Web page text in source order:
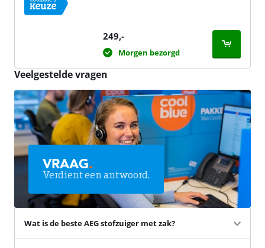
249,-
Morgen bezorgd
Veelgestelde vragen
Wat is de beste AEG stofzuiger met zak?
VRAAG.
Verdient een antwoord.